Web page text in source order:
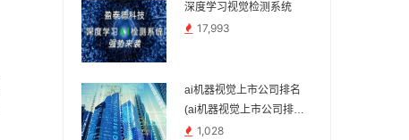
深度学习视觉检测系统
17,993
ai机器视觉上市公司排名
(ai机器视觉上市公司排名
前十)1,028